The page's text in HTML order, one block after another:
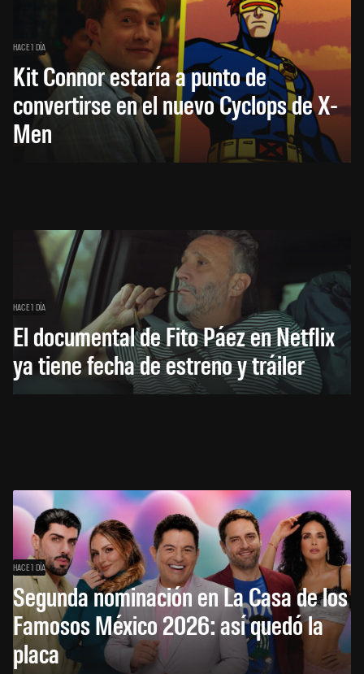
HACE 1 DÍA
Kit Connor estaría a punto de
convertirse en el nuevo Cyclops de X-
Men
HACE 1 DÍA
El documental de Fito Páez en Netflix
ya tiene fecha de estreno y tráiler
HACE 1 DÍA
Segunda nominación en La Casa de los
Famosos México 2026: así quedó la
placa